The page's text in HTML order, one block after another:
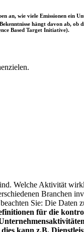
wie viele Emissionen ein
hängt davon ab, ob
Based Target Initiative).
Welche Aktivität
Branchen
Sie: Die Daten
für die
kann z.B.